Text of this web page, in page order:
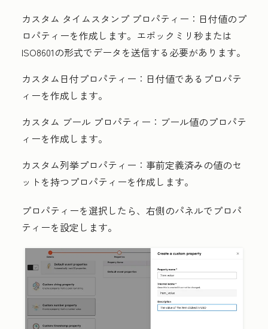
カスタム タイムスタンプ プロパティー： 日付値のプ
ロパティーを作成します。エポックミリ秒または
ISO8601の形式でデータを送信する必要があります。
カスタム日付プロパティー： 日付値であるプロパテ
ィーを作成します。
カスタム ブール プロパティー： ブール値のプロパテ
ィーを作成します。
カスタム列挙プロパティー： 事前定義済みの値のセ
ットを持つプロパティーを作成します。
プロパティーを選択したら、右側のパネルでプロパ
ティーを設定します。